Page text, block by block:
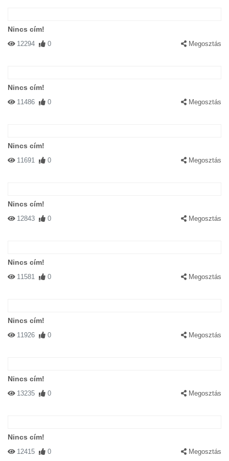
Nincs cím!
12294 0 Megosztás
Nincs cím!
11486 0 Megosztás
Nincs cím!
11691 0 Megosztás
Nincs cím!
12843 0 Megosztás
Nincs cím!
11581 0 Megosztás
Nincs cím!
11926 0 Megosztás
Nincs cím!
13235 0 Megosztás
Nincs cím!
12415 0 Megosztás